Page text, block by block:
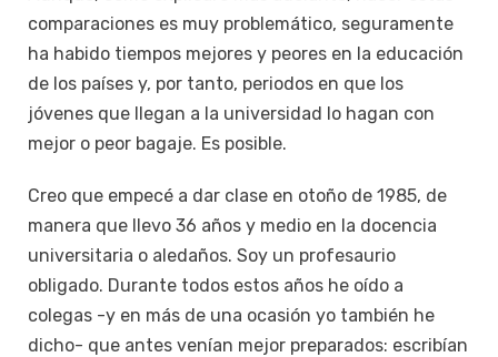
comparaciones es muy problemático, seguramente
ha habido tiempos mejores y peores en la educación
de los países y, por tanto, periodos en que los
jóvenes que llegan a la universidad lo hagan con
mejor o peor bagaje. Es posible.
Creo que empecé a dar clase en otoño de 1985, de
manera que llevo 36 años y medio en la docencia
universitaria o aledaños. Soy un profesaurio
obligado. Durante todos estos años he oído a
colegas -y en más de una ocasión yo también he
dicho- que antes venían mejor preparados: escribían